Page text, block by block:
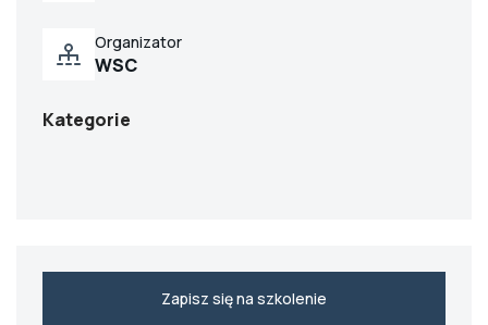
Organizator
WSC
Kategorie
Zapisz się na szkolenie